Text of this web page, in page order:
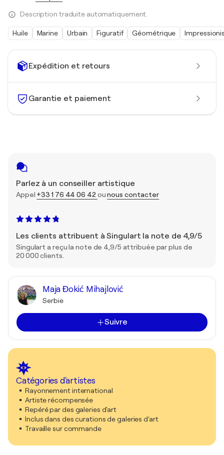
Expédition et retours
Garantie et paiement
Parlez à un conseiller artistique
Appel +33 1 76 44 06 42ounous contacter
Les clients attribuent à Singulart la note de 4,9/5
Singulart a reçu la note de 4,9/5 attribuée par plus de
20 000 clients.
Maja Đokić Mihajlović
Serbie
Suivre
Catégories d'artistes
Rayonnement international
Artiste récompensée
Repéré par des galeries d'art
Inclus dans des curations de galeries d'art
Travaille sur commande
Description traduite automatiquement.
Huile Marine Urbain Figuratif Géométrique